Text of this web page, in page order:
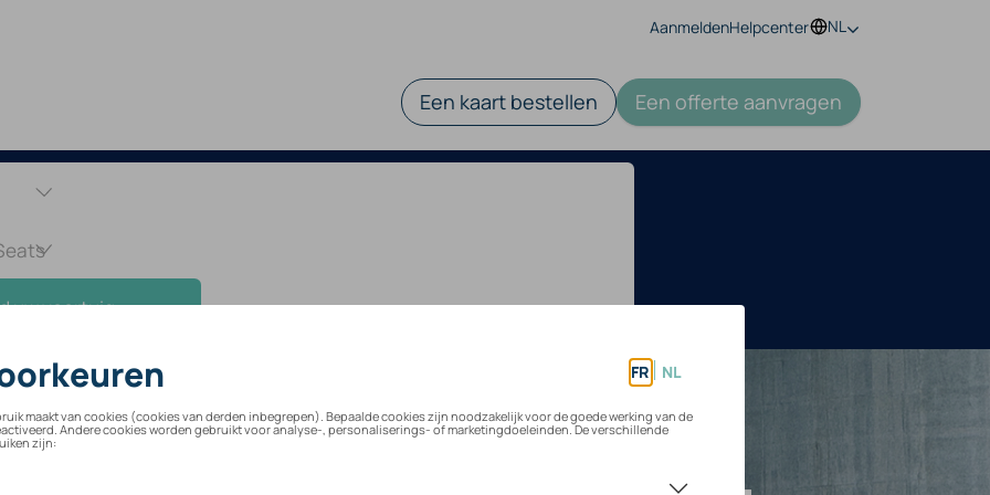
AanmeldenHelpcenter NL
Een kaart bestellen Een offerte aanvragen
uw voertuig